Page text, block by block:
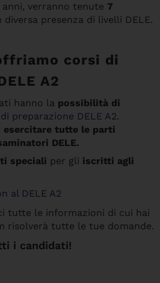
verranno tenute 7
diversa presenza di livelli DELE.
corsi di
A2
hanno la possibilità di
preparazione DELE A2.
esercitare tutte le parti
DELE.
speciali per gli iscritti agli
tutte le informazioni di cui hai
risolverà tutte le tue domande.
i candidati!